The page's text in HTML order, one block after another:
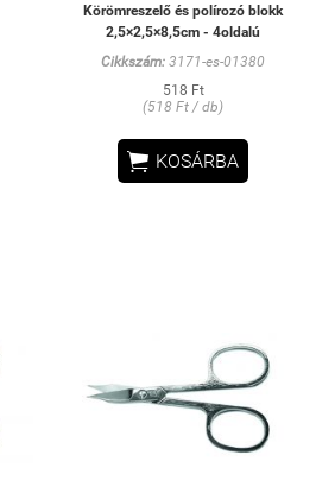
Körömreszelő és polírozó blokk
2,5×2,5×8,5cm - 4oldalú
Cikkszám: 3171-es-01380
518 Ft
(518 Ft / db)
 KOSÁRBA